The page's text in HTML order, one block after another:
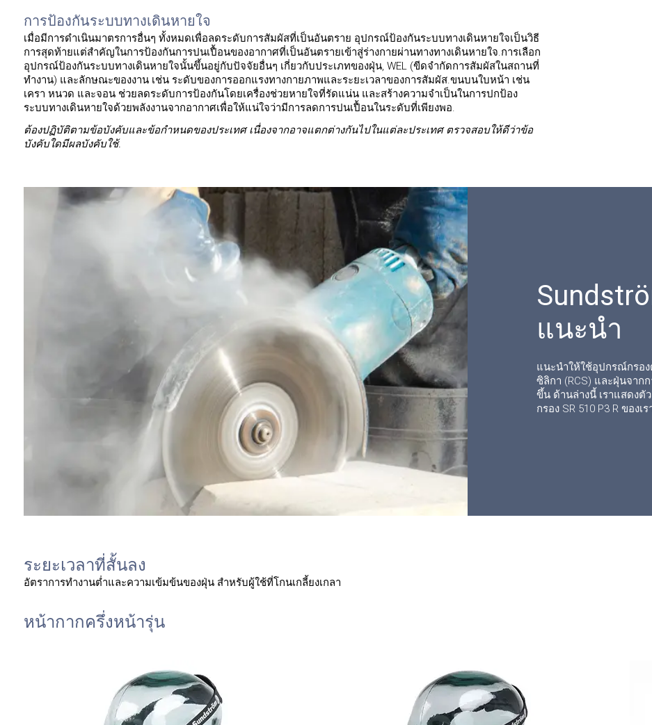
การป้องกันระบบทางเดินหายใจ
เมื่อมีการดำเนินมาตรการอื่นๆ ทั้งหมดเพื่อลดระดับการสัมผัสที่เป็นอันตราย อุปกรณ์ป้องกันระบบทางเดินหายใจเป็นวิธี
การสุดท้ายแต่สำคัญในการป้องกันการปนเปื้อนของอากาศที่เป็นอันตรายเข้าสู่ร่างกายผ่านทางทางเดินหายใจ.การเลือก
อุปกรณ์ป้องกันระบบทางเดินหายใจนั้นขึ้นอยู่กับปัจจัยอื่นๆ เกี่ยวกับประเภทของฝุ่น, WEL (ขีดจำกัดการสัมผัสในสถานที่
ทำงาน) และลักษณะของงาน เช่น ระดับของการออกแรงทางกายภาพและระยะเวลาของการสัมผัส.ขนบนใบหน้า เช่น
เครา หนวด และจอน ช่วยลดระดับการป้องกันโดยเครื่องช่วยหายใจที่รัดแน่น และสร้างความจำเป็นในการปกป้อง
ระบบทางเดินหายใจด้วยพลังงานจากอากาศเพื่อให้แน่ใจว่ามีการลดการปนเปื้อนในระดับที่เพียงพอ.
ต้องปฏิบัติตามข้อบังคับและข้อกำหนดของประเทศ เนื่องจากอาจแตกต่างกันไปในแต่ละประเทศ ตรวจสอบให้ดีว่าข้อ
บังคับใดมีผลบังคับใช้.
แนะนำ
แนะนำให้ใช้อุปกรณ์กรอ
ซิลิกา (RCS) และฝุ่นจาก
ขึ้น ด้านล่างนี้ เราแสดง
กรอง SR 510 P3 R ของ
ระยะเวลาที่สั้นลง
อัตราการทำงานต่ำและความเข้มข้นของฝุ่น สำหรับผู้ใช้ที่โกนเกลี้ยงเกลา
หน้ากากครึ่งหน้ารุ่น